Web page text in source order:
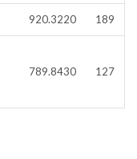
920.3220 189
789.8430 127